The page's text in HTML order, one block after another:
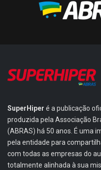
SuperHiper é a publicação
produzida pela Associação
(ABRAS) há 50 anos. É uma
pela entidade para
com todas as empresas do
totalmente alinhada à sua